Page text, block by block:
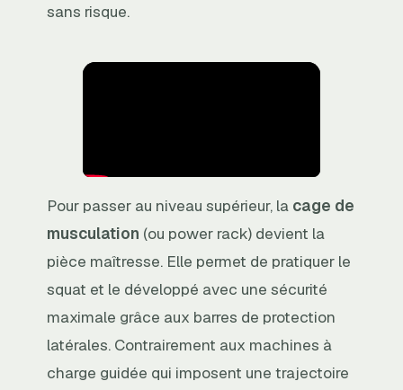
sans risque.
Pour passer au niveau supérieur, la cage de
musculation (ou power rack) devient la
pièce maîtresse. Elle permet de pratiquer le
squat et le développé avec une sécurité
maximale grâce aux barres de protection
latérales. Contrairement aux machines à
charge guidée qui imposent une trajectoire